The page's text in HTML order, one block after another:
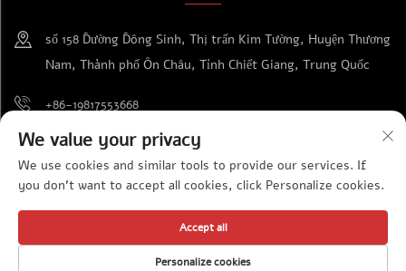
số 158 Đường Đông Sinh, Thị trấn Kim Tường, Huyện Thương
Nam, Thành phố Ôn Châu, Tỉnh Chiết Giang, Trung Quốc
+86-19817553668
[email protected]
Bản quyền © Công ty TNHH Cung ứng Thiết bị Triển lãm Ôn Châu Kiến
Đạt. Bảo lưu mọi quyền. Chính sách bảo mật
We value your privacy
We use cookies and similar tools to provide our services. If
you don't want to accept all cookies, click Personalize cookies.
Personalize cookies
Accept all